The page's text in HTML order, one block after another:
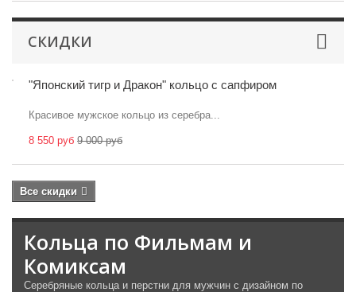
СКИДКИ
"Японский тигр и Дракон" кольцо с сапфиром
Красивое мужское кольцо из серебра...
8 550 руб 9 000 руб
Все скидки
Кольца по Фильмам и
Комиксам
Серебряные кольца и перстни для мужчин с дизайном по